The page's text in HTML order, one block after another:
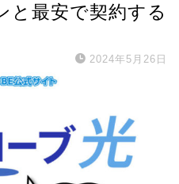
と最安で契約する
2024年5月26日